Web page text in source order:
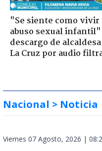
"Se siente como vivir
abuso sexual
descargo de
La Cruz por audio
Nacional > Noticia
Viernes 07 Agosto, 2026 |